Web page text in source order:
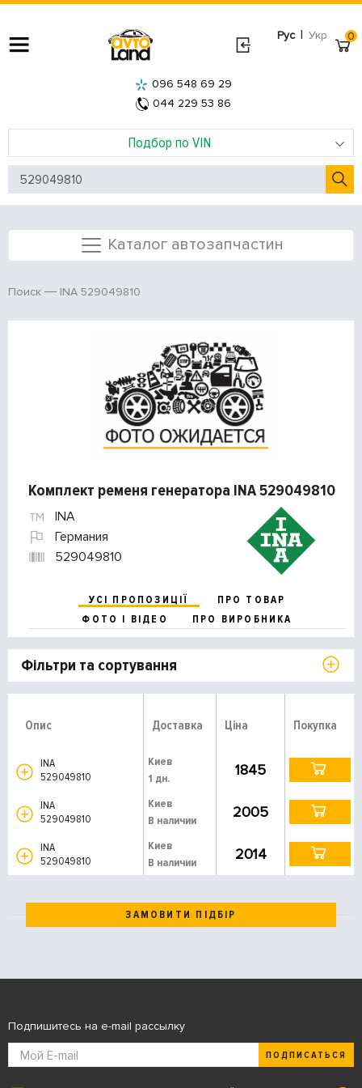
Рус | Укр
Подбор по VIN
096 548 69 29
044 229 53 86
0
Каталог автозапчастин
Поиск INA 529049810
Комплект ременя генератора INA 529049810
INA
Германия
529049810
УСІ ПРОПОЗИЦІЇ
ПРО ТОВАР
ФОТО І ВІДЕО
ПРО ВИРОБНИКА
Фільтри та сортування
Опис Доставка Ціна Покупка
INA
529049810
Киев
1 дн.
1845
INA
529049810
Киев
В наличии
2005
INA
529049810
Киев
В наличии
2014
ЗАМОВИТИ ПІДБІР
Подпишитесь на e-mail рассылку
ПОДПИСАТЬСЯ